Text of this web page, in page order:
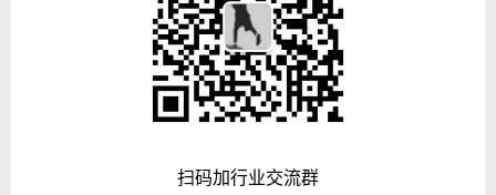
扫码加行业交流群